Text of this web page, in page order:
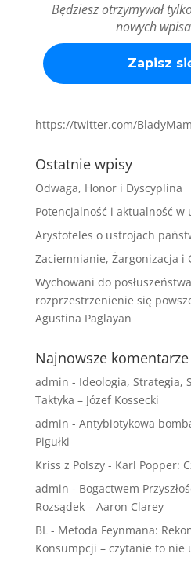
Będziesz otrzymywał
nowych
https://twitter.com/
Ostatnie wpisy
Odwaga, Honor i Dyscyplina
Potencjalność i aktualność w
Arystoteles o ustrojach
Zaciemnianie, Żargonizacja i
Wychowani do
rozprzestrzenienie się
Agustina Paglayan
Najnowsze komentarze
admin - Ideologia, Strategia,
Taktyka – Józef Kossecki
admin - Antybiotykowa
Pigułki
Kriss z Polszy- Karl Popper:
admin - Bogactwem
Rozsądek – Aaron Clarey
BL- Metoda Feynmana:
Konsumpcji – czytanie to nie